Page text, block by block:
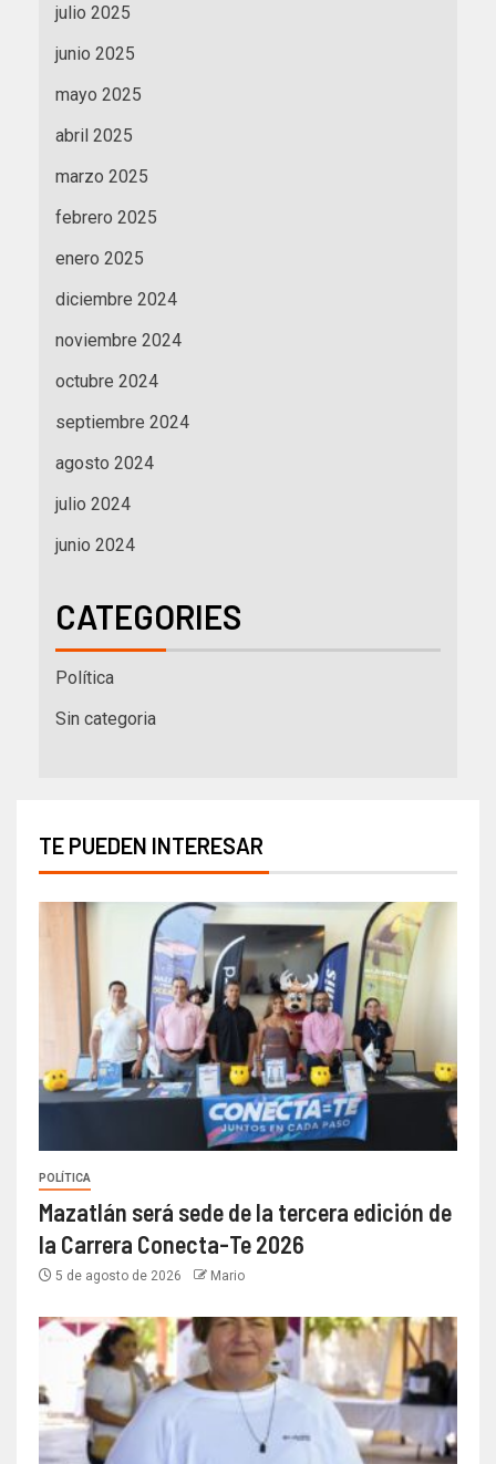
julio 2025
junio 2025
mayo 2025
abril 2025
marzo 2025
febrero 2025
enero 2025
diciembre 2024
noviembre 2024
octubre 2024
septiembre 2024
agosto 2024
julio 2024
junio 2024
CATEGORIES
Política
Sin categoria
TE PUEDEN INTERESAR
POLÍTICA
Mazatlán será sede de la tercera edición de
la Carrera Conecta-Te 2026
5 de agosto de 2026 Mario